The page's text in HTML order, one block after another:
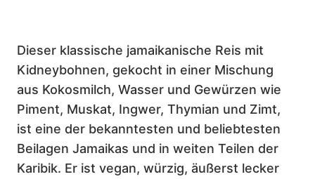
Dieser klassische jamaikanische Reis mit
Kidneybohnen, gekocht in einer Mischung
aus Kokosmilch, Wasser und Gewürzen wie
Piment, Muskat, Ingwer, Thymian und Zimt,
ist eine der bekanntesten und beliebtesten
Beilagen Jamaikas und in weiten Teilen der
Karibik. Er ist vegan, würzig, äußerst lecker